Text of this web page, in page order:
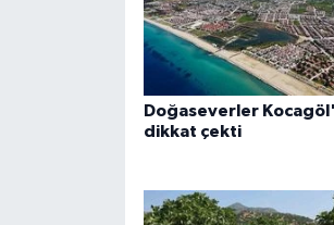
Doğaseverler
dikkat çekti